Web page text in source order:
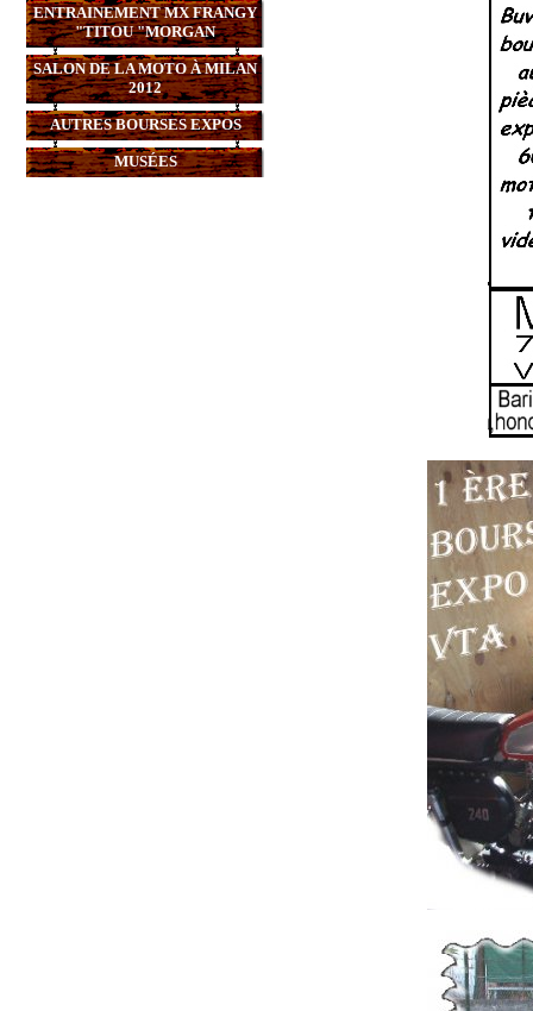
ENTRAINEMENT MX FRANGY
"TITOU "MORGAN
SALON DE LA MOTO À MILAN
2012
AUTRES BOURSES EXPOS
MUSÉES